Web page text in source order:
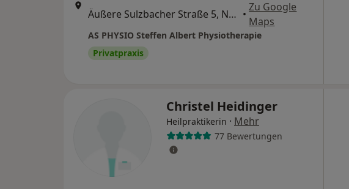
Äußere Sulzbacher Straße 5, Nürnberg •
Zu Google
Maps
AS PHYSIO Steffen Albert Physiotherapie
Privatpraxis
Christel Heidinger
Heilpraktikerin · Mehr
77 Bewertungen